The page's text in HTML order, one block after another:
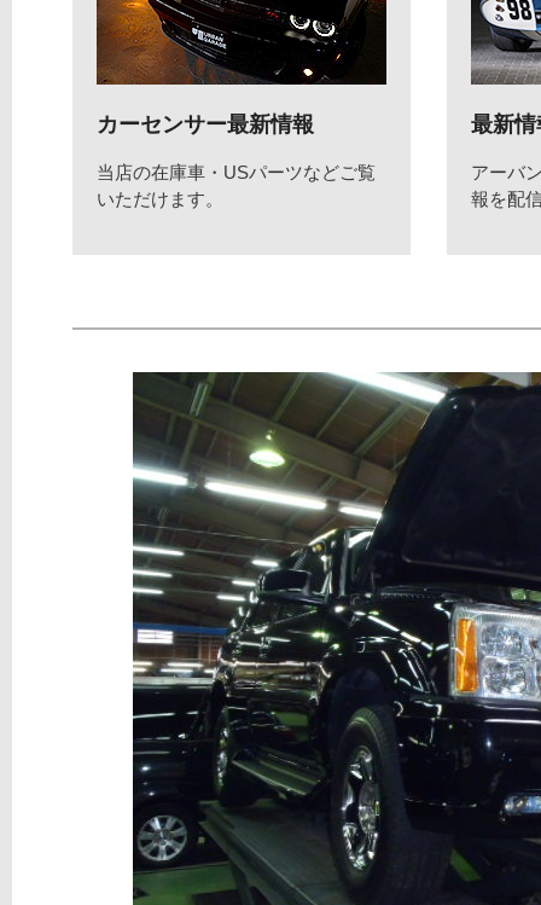
カーセンサー最新情報
当店の在庫車・USパーツなどご覧
いただけます。
最新情
アーバ
報を配